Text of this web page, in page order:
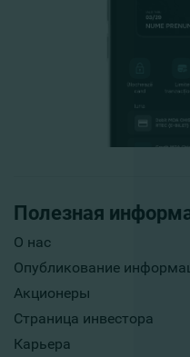
Полезная
О нас
Опубликование
Акционеры
Страница инвестора
Карьера